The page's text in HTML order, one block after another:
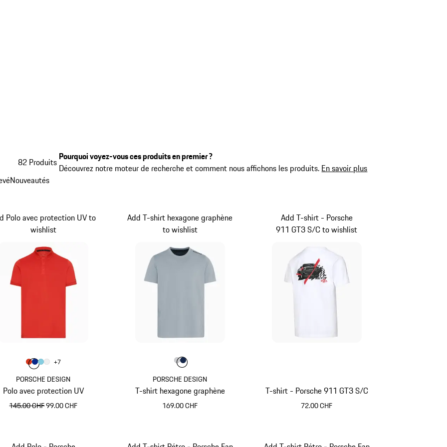
Nouveautés
82 Produits Pourquoi voyez-vous ces produits en premier ?
Découvrez notre moteur de recherche et comment nous affichons les produits. En savoir plus
PORSCHE DESIGN
Polo avec protection UV
prix initial
145.00 CHFprix de vente
99.00 CHF
Polo avec protection UV to
wishlist
Couleur
Couleur Orange Fusion
CouleurBleu
Couleur
Couleur
+7
PORSCHE DESIGN
T-shirt hexagone graphène
169.00 CHF
Add T-shirt hexagone graphène
to wishlist
Couleur
Couleur
Couleur
T-shirt - Porsche 911 GT3 S/C
72.00 CHF
Add T-shirt - Porsche
911 GT3 S/C to wishlist